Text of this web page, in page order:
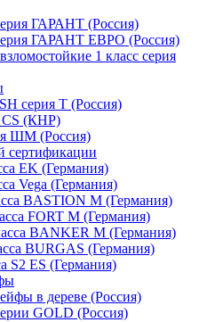
ГАРАНТ (Россия)
ГАРАНТ ЕВРО (Россия)
1 класс серия
серия Т (Россия)
CS (КНР)
ШМ (Россия)
сертификации
EK (Германия)
Vega (Германия)
BASTION M (Германия)
FORT M (Германия)
BANKER M (Германия)
BURGAS (Германия)
S2 ES (Германия)
в дереве (Россия)
GOLD (Россия)